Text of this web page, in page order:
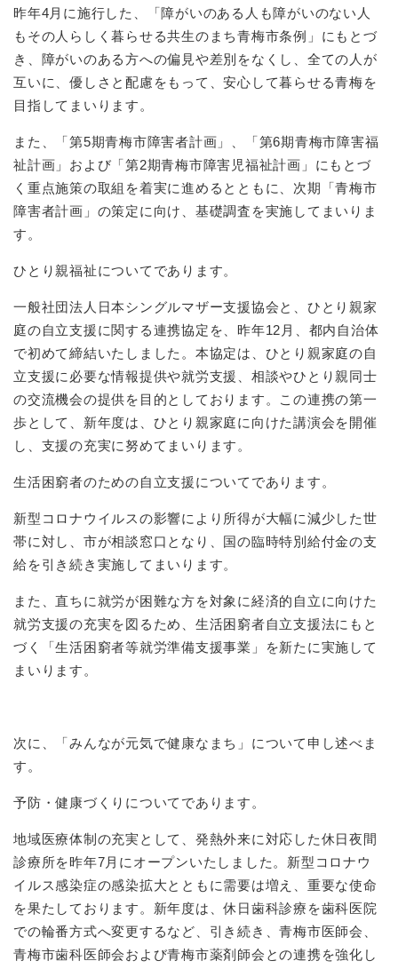
昨年4月に施行した、「障がいのある人も障がいのない人
もその人らしく暮らせる共生のまち青梅市条例」にもとづ
き、障がいのある方への偏見や差別をなくし、全ての人が
互いに、優しさと配慮をもって、安心して暮らせる青梅を
目指してまいります。
また、「第5期青梅市障害者計画」、「第6期青梅市障害福
祉計画」および「第2期青梅市障害児福祉計画」にもとづ
く重点施策の取組を着実に進めるとともに、次期「青梅市
障害者計画」の策定に向け、基礎調査を実施してまいりま
す。
ひとり親福祉についてであります。
一般社団法人日本シングルマザー支援協会と、ひとり親家
庭の自立支援に関する連携協定を、昨年12月、都内自治体
で初めて締結いたしました。本協定は、ひとり親家庭の自
立支援に必要な情報提供や就労支援、相談やひとり親同士
の交流機会の提供を目的としております。この連携の第一
歩として、新年度は、ひとり親家庭に向けた講演会を開催
し、支援の充実に努めてまいります。
生活困窮者のための自立支援についてであります。
新型コロナウイルスの影響により所得が大幅に減少した世
帯に対し、市が相談窓口となり、国の臨時特別給付金の支
給を引き続き実施してまいります。
また、直ちに就労が困難な方を対象に経済的自立に向けた
就労支援の充実を図るため、生活困窮者自立支援法にもと
づく「生活困窮者等就労準備支援事業」を新たに実施して
まいります。
次に、「みんなが元気で健康なまち」について申し述べま
す。
予防・健康づくりについてであります。
地域医療体制の充実として、発熱外来に対応した休日夜間
診療所を昨年7月にオープンいたしました。新型コロナウ
イルス感染症の感染拡大とともに需要は増え、重要な使命
を果たしております。新年度は、休日歯科診療を歯科医院
での輪番方式へ変更するなど、引き続き、青梅市医師会、
青梅市歯科医師会および青梅市薬剤師会との連携を強化し